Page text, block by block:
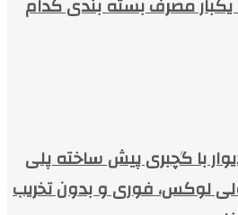
مصرف بسته بندی کدام
با گچبری پیش ساخته پلی
لوکس، فوری و بدون تخریب